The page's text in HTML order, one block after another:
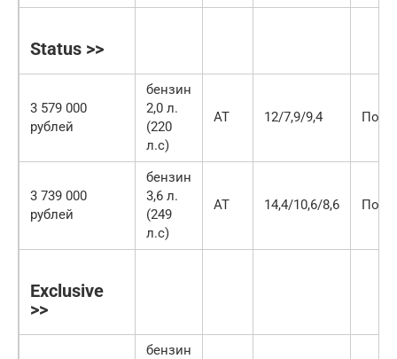
Status >>
3 579 000
рублей
бензин
2,0 л.
(220
л.с)
AT 12/7,9/9,4
3 739 000
рублей
бензин
3,6 л.
(249
л.с)
AT 14,4/10,6/8,6
Exclusive
>>
бензин